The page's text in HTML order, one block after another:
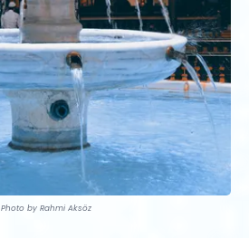
Photo by Rahmi Aksöz